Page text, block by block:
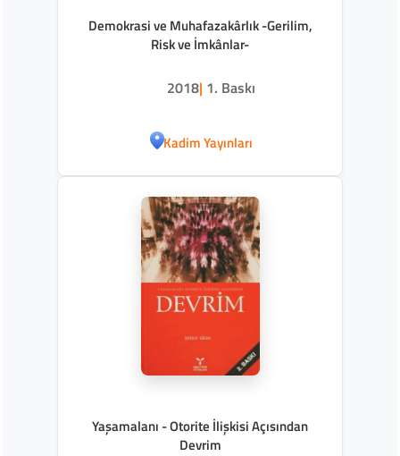
Demokrasi ve Muhafazakârlık -Gerilim,
Risk ve İmkânlar-
2018| 1. Baskı
Kadim Yayınları
Yaşamalanı - Otorite İlişkisi Açısından
Devrim